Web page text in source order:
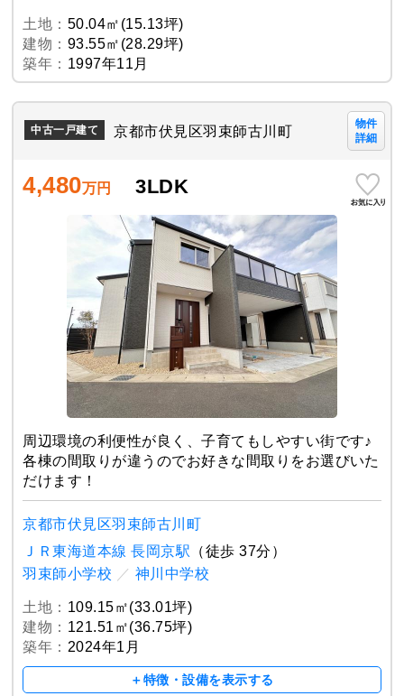
土地： 50.04㎡(15.13坪)
建物： 93.55㎡(28.29坪)
築年： 1997年11月
中古一戸建て 京都市伏見区羽束師古川町
物件
詳細
4,480万円 3LDK
周辺環境の利便性が良く、子育てもしやすい街です♪
各棟の間取りが違うのでお好きな間取りをお選びいた
だけます！
京都市伏見区羽束師古川町
ＪＲ東海道本線 長岡京駅 （徒歩 37分）
羽束師小学校 ／ 神川中学校
土地： 109.15㎡(33.01坪)
建物： 121.51㎡(36.75坪)
築年： 2024年1月
＋特徴・設備を表示する